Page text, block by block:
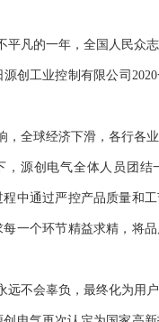
凡的一年，全国人民众
创工业控制有限公司
全球经济下滑，各行各
，源创电气全体人员团结
程中通过严控产品质量和
一个环节精益求精，将
不会辜负，最终化为用户